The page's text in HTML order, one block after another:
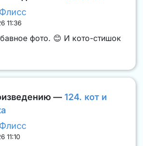
11:36
фото. 😊 И кото-стишок
— 124. кот и
11:10